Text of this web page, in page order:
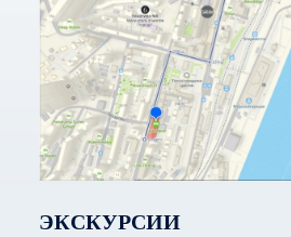
ЭКСКУРСИИ